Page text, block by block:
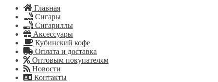
Главная
Сигары
Сигариллы
Аксессуары
Кубинский кофе
Оплата и доставка
Оптовым покупателям
Новости
Контакты